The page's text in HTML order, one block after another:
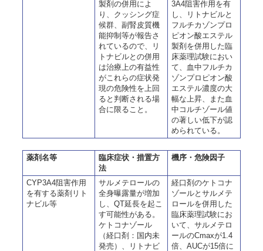
製剤の併用によ
り、クッシング症
候群、副腎皮質機
能抑制等が報告さ
れているので、リ
トナビルとの併用
は治療上の有益性
がこれらの症状発
現の危険性を上回
ると判断される場
合に限ること。
3A4阻害作用を有
し、リトナビルと
フルチカゾンプロ
ピオン酸エステル
製剤を併用した臨
床薬理試験におい
て、血中フルチカ
ゾンプロピオン酸
エステル濃度の大
幅な上昇、また血
中コルチゾール値
の著しい低下が認
められている。
薬剤名等
臨床症状・措置方
法
機序・危険因子
CYP3A4阻害作用
を有する薬剤リト
ナビル等
サルメテロールの
全身曝露量が増加
し、QT延長を起こ
す可能性がある。
ケトコナゾール
（経口剤：国内未
発売）、リトナビ
経口剤のケトコナ
ゾールとサルメテ
ロールを併用した
臨床薬理試験にお
いて、サルメテロ
ールのCmaxが1.4
倍、AUCが15倍に